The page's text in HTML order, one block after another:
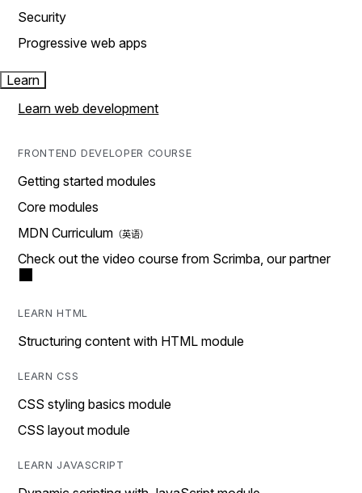
Security
Progressive web apps
Learn
Learn web development
FRONTEND DEVELOPER COURSE
Getting started modules
Core modules
MDN Curriculum
Check out the video course from Scrimba, our partner
LEARN HTML
Structuring content with HTML module
LEARN CSS
CSS styling basics module
CSS layout module
LEARN JAVASCRIPT